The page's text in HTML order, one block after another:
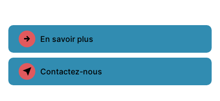
En savoir plus
Contactez-nous